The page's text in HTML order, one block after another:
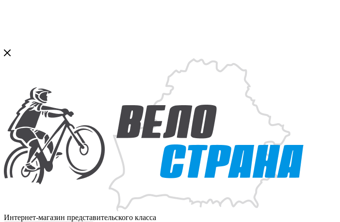
Интернет-магазин представительского класса